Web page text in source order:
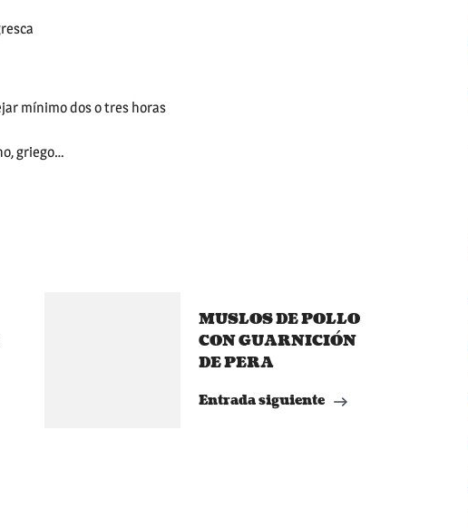
mínimo dos o tres horas
griego…
MUSLOS DE POLLO
CON GUARNICIÓN
DE PERA
Entrada siguiente